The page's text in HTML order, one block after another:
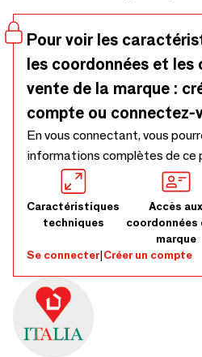
20 x H 12; M ∅ 20 x H 25
Pour voir les
les coordonnées et les
vente de la marque :
compte ou connectez-
En vous connectant, vous
informations complètes de ce
Caractéristiques
techniques
Accès aux
coordonnées
marque
Se connecter|Créer un compte